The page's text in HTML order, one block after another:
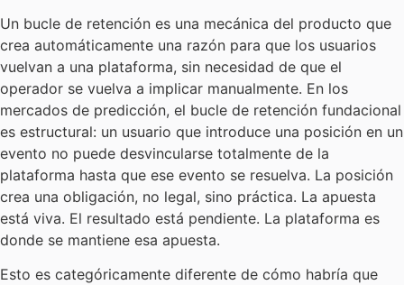
Un bucle de retención es una mecánica del producto que
crea automáticamente una razón para que los usuarios
vuelvan a una plataforma, sin necesidad de que el
operador se vuelva a implicar manualmente. En los
mercados de predicción, el bucle de retención fundacional
es estructural: un usuario que introduce una posición en un
evento no puede desvincularse totalmente de la
plataforma hasta que ese evento se resuelva. La posición
crea una obligación, no legal, sino práctica. La apuesta
está viva. El resultado está pendiente. La plataforma es
donde se mantiene esa apuesta.
Esto es categóricamente diferente de cómo habría que